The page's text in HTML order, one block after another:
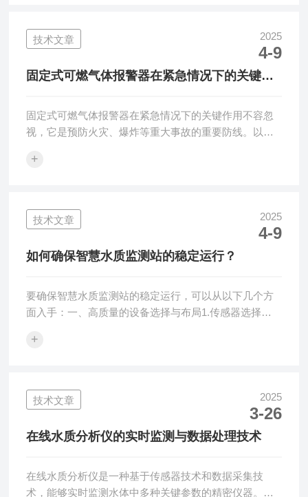
监控等提供实时数据支持。为了确保仪器的准确性和可
靠性，测定方法需要进行验证。以下是阴离子表面活性
剂在线水质分析仪测定方法的验证步骤：1.验证方法的
选择首先，要确保所选的测定...
技术文章 2025
4-9
固定式可燃气体报警器在紧急情况下的关键作
固定式可燃气体报警器在紧急情况下的关键作用不容忽
视，它是预防火灾、爆炸等重大事故的重要防线。以下
式可燃气体报警器能够实时监测环境中的可燃气体浓
实时监测和预警机制能够确保在气体泄漏初期就发现问
题，从而有效避免事态的进一步恶化。二、预防灾害发
生可燃气体如天然气、液化石油气等，在泄漏后一旦遇
到明火或高温就可能引发火灾或爆炸。固定式可燃气体
+
技术文章 2025
4-9
如何确保智慧水质监测站的稳定运行？
要确保智慧水质监测站的稳定运行，可以从以下几个方
面入手：一、高质量的设备选择与布局1.传感器选择：
质传感器，确保传感器能够在各种环境条件下提供准确
水质状况。例如，在水源地、输水管道关键节点、水厂
进出口、污水处理厂进出口及用水终端等重要位置进行
科学部署。二、定期维护与校准1.常规维护：定期对水
质传感器和监测设备进行常规维护，包括清洁、...
+
技术文章 2025
3-26
在线水质分析仪的实时监测与数据处理技术
在线水质分析仪是一种基于传感器技术和数据采集技
术，能够实时监测水体中多种关键参数的精密仪器。它